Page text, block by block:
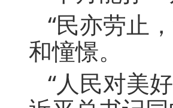
“民亦劳止
和憧憬。
“人民对美